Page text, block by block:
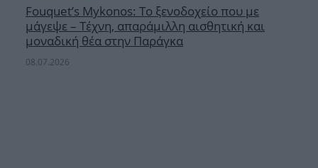
Fouquet’s Mykonos: Το ξενοδοχείο που με
μάγεψε – Τέχνη, απαράμιλλη αισθητική και
μοναδική θέα στην Παράγκα
08.07.2026